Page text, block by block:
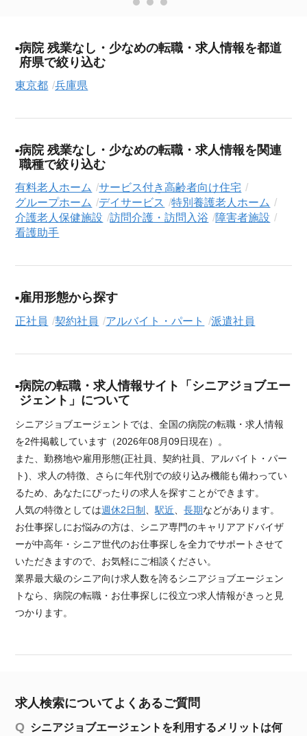
病院 残業なし・少なめの転職・求人情報を都道
府県で絞り込む
東京都 兵庫県
病院 残業なし・少なめの転職・求人情報を関連
職種で絞り込む
有料老人ホーム
サービス付き高齢者向け住宅
グループホーム
デイサービス
特別養護老人ホーム
介護老人保健施設
訪問介護・訪問入浴
障害者施設
看護助手
雇用形態から探す
正社員 契約社員 アルバイト・パート 派遣社員
病院の転職・求人情報サイト「シニアジョブエー
ジェント」について
シニアジョブエージェントでは、全国の病院の転職・求人情報
を2件掲載しています（2026年08月09日現在）。
また、勤務地や雇用形態(正社員、契約社員、アルバイト・パー
ト)、求人の特徴、さらに年代別での絞り込み機能も備わってい
るため、あなたにぴったりの求人を探すことができます。
人気の特徴としては週休2日制 、駅近 、長期などがあります。
お仕事探しにお悩みの方は、シニア専門のキャリアアドバイザ
ーが中高年・シニア世代のお仕事探しを全力でサポートさせて
いただきますので、お気軽にご相談ください。
業界最大級のシニア向け求人数を誇るシニアジョブエージェン
トなら、病院の転職・お仕事探しに役立つ求人情報がきっと見
つかります。
求人検索についてよくあるご質問
シニアジョブエージェントを利用するメリットは何